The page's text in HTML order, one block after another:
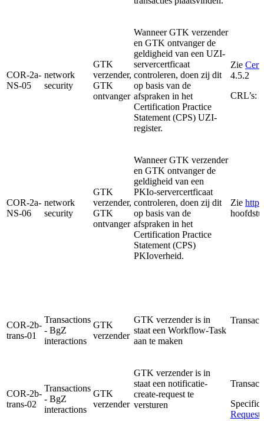
COR-2a-
NS-05
network
security
GTK
verzender,
GTK
ontvanger
Wanneer GTK verzender
en GTK ontvanger de
geldigheid van een UZI-
servercertficaat
controleren, doen zij dit
op basis van de
afspraken in het
Certification Practice
Statement (CPS) UZI-
register.
Zie
4.5.2
CRL’s:
COR-2a-
NS-06
network
security
GTK
verzender,
GTK
ontvanger
Wanneer GTK verzender
en GTK ontvanger de
geldigheid van een
PKIo-servercertficaat
controleren, doen zij dit
op basis van de
afspraken in het
Certification Practice
Statement (CPS)
PKIoverheid.
Zie
COR-2b-
trans-01
Transactions
- BgZ
interactions
GTK
verzender
GTK verzender is in
staat een Workflow-Task
aan te maken
COR-2b-
trans-02
Transactions
- BgZ
interactions
GTK
verzender
GTK verzender is in
staat een notificatie-
create-request te
versturen
Request